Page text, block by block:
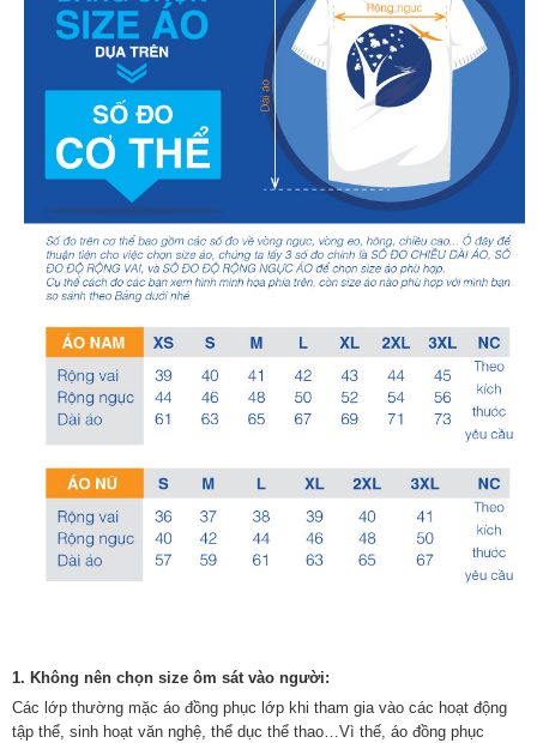
1. Không nên chọn size ôm sát vào người:
Các lớp thường mặc áo đồng phục lớp khi tham gia vào các hoạt động
tập thể, sinh hoạt văn nghệ, thể dục thể thao…Vì thế, áo đồng phục